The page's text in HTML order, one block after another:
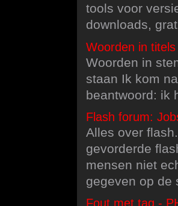
tools voor
downloads,
Woorden in
Woorden in
staan Ik kom
beantwoord: ik
Flash forum:
Alles over
gevorderde
mensen niet
gegeven op de
Fout met tag -